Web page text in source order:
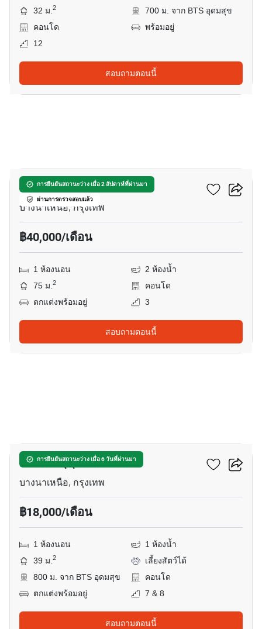
32 ม.2
700 ม. จาก BTS อุดมสุข
คอนโด
พร้อมอยู่
12
สอบถามตอนนี้
การยืนยันสถานะว่าง เมื่อ 2 สัปดาห์ที่ผ่านมา
ผ่านการตรวจสอบแล้ว
ซันชายน์คอนโดมิเนียม
บางนาเหนือ, กรุงเทพ
฿40,000/เดือน
1 ห้องนอน
2 ห้องน้ำ
75 ม.2
คอนโด
ตกแต่งพร้อมอยู่
3
สอบถามตอนนี้
การยืนยันสถานะว่าง เมื่อ 6 วันที่ผ่านมา
บียอนด์ สุขุมวิท
บางนาเหนือ, กรุงเทพ
฿18,000/เดือน
1 ห้องนอน
1 ห้องน้ำ
39 ม.2
เลี้ยงสัตว์ได้
800 ม. จาก BTS อุดมสุข
คอนโด
ตกแต่งพร้อมอยู่
7 & 8
สอบถามตอนนี้